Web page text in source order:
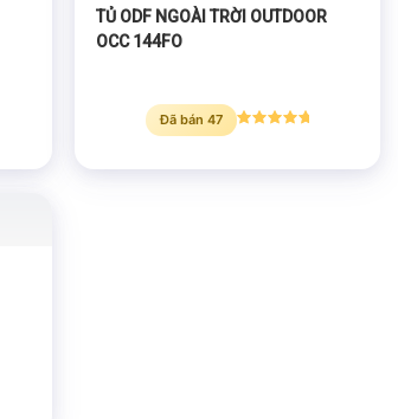
TỦ ODF NGOÀI TRỜI OUTDOOR
OCC 144FO
Đã bán 47
5 sao